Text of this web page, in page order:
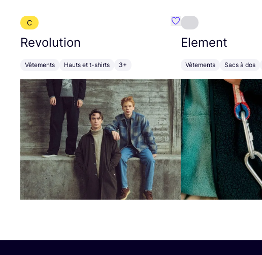
C
Revolution
Vêtements Hauts et t-shirts 3+
Préféré {nom}
Element
Vêtements Sacs à dos